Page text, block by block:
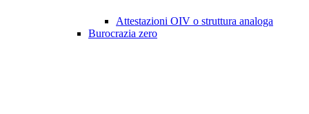
Attestazioni OIV o struttura analoga
Burocrazia zero